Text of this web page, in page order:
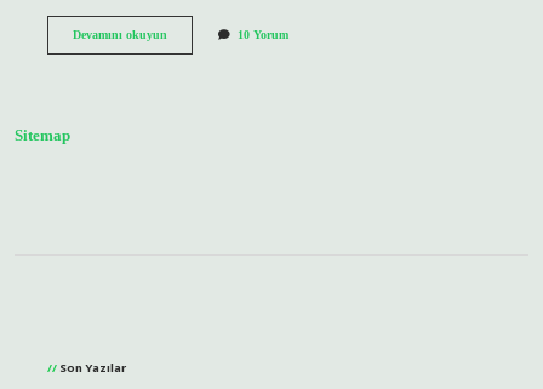
Devamını okuyunAmerikada
10 Yorum
Sitemap
Son Yazılar